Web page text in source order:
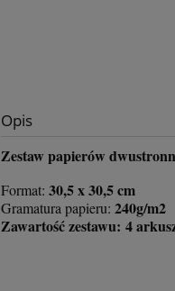
Opis
Zestaw papierów
Format: 30,5 x 30,5 cm
Gramatura papieru: 240g/m2
Zawartość zestawu: 4